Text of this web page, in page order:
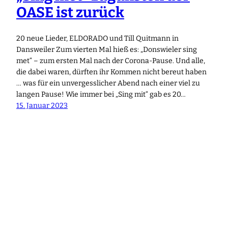
OASE ist zurück
20 neue Lieder, ELDORADO und Till Quitmann in
Dansweiler Zum vierten Mal hieß es: „Donswieler sing
met“ – zum ersten Mal nach der Corona-Pause. Und alle,
die dabei waren, dürften ihr Kommen nicht bereut haben
… was für ein unvergesslicher Abend nach einer viel zu
langen Pause! Wie immer bei „Sing mit“ gab es 20…
15. Januar 2023